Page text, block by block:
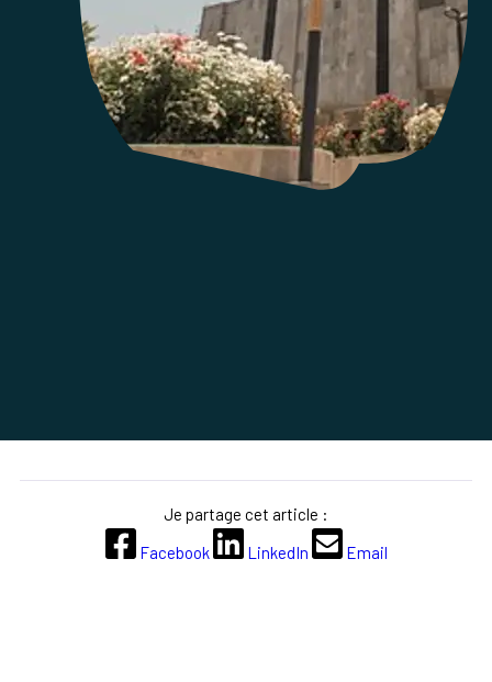
Je partage cet article :
Facebook
LinkedIn Email